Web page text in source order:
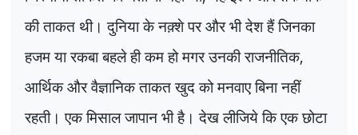
की ताकत थी। दुनिया के नक़्शे पर और भी देश हैं जिनका
हजम या रकबा बहले ही कम हो मगर उनकी राजनीतिक,
आर्थिक और वैज्ञानिक ताकत खुद को मनवाए बिना नहीं
रहती। एक मिसाल जापान भी है। देख लीजिये कि एक छोटा